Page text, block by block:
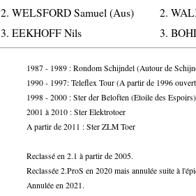
2. WELSFORD Samuel (Aus)
3. EEKHOFF Nils
2.
3.
1987 - 1989 : Rondom Schijndel (Autour de
1990 - 1997: Teleflex Tour (A partir de 1996
1998 - 2000 : Ster der Beloften (Etoile des Espoirs)
2001 à 2010 : Ster Elektrotoer
A partir de 2011 : Ster ZLM Toer
Reclassé en 2.1 à partir de 2005.
Reclassée 2.ProS en 2020 mais annulée suite à
Annulée en 2021.